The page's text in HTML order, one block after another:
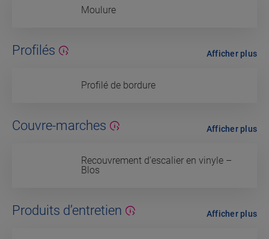
Moulure
Profilés
Profilé de bordure
Afficher plus
Couvre-marches
Recouvrement d’escalier en vinyle –
Blos
Afficher plus
Produits d’entretien Afficher plus